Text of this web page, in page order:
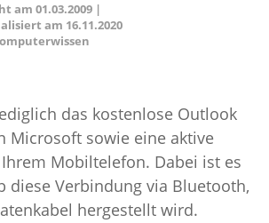
am01.03.2009 |
am 16.11.2020
das kostenlose Outlook
Microsoft sowie eine aktive
Mobiltelefon. Dabei ist es
diese Verbindung via Bluetooth,
hergestellt wird.